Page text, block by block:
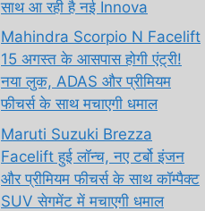
साथ आ रही है नई Innova
Mahindra Scorpio N Facelift
15 अगस्त के आसपास होगी एंट्री!
नया लुक, ADAS और प्रीमियम
फीचर्स के साथ मचाएगी धमाल
Maruti Suzuki Brezza
Facelift हुई लॉन्च, नए टर्बो इंजन
और प्रीमियम फीचर्स के साथ कॉम्पैक्ट
SUV सेगमेंट में मचाएगी धमाल